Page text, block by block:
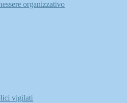
organizzativo
vigilati